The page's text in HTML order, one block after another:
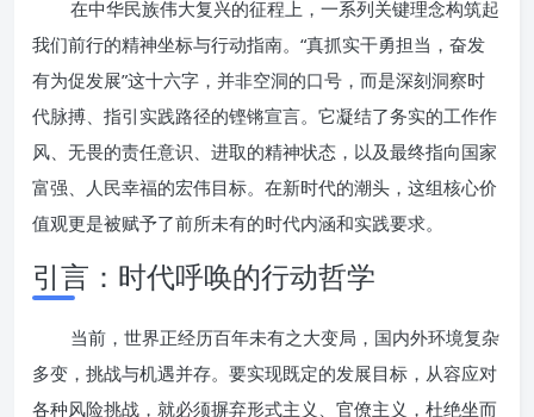
在中华民族伟大复兴的征程上，一系列关键理念构筑起
我们前行的精神坐标与行动指南。“真抓实干勇担当，奋发
有为促发展”这十六字，并非空洞的口号，而是深刻洞察时
代脉搏、指引实践路径的铿锵宣言。它凝结了务实的工作作
风、无畏的责任意识、进取的精神状态，以及最终指向国家
富强、人民幸福的宏伟目标。在新时代的潮头，这组核心价
值观更是被赋予了前所未有的时代内涵和实践要求。
引言：时代呼唤的行动哲学
当前，世界正经历百年未有之大变局，国内外环境复杂
多变，挑战与机遇并存。要实现既定的发展目标，从容应对
各种风险挑战，就必须摒弃形式主义、官僚主义，杜绝坐而